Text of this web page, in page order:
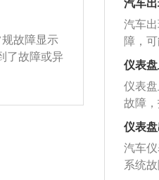
：刹车系
检修，找
修理厂进行
边一个方向
是助力转向
、转向器
长什么样
，拨打救
驶员，车辆
灯的例子。
像轮胎的
故障显示
了故障或异
辆出现故
标长什么样
障。
也可
雾灯
哪里
轮胎
需检
围内
是灯
障。
也可
雾灯
哪里
故障
指示
检查
明灯
问题
间有
示，
面过
生事
前往
动变
号，
变速
常范
常：
轮胎
需检
围内
起，
能发
断油
障、
前往
动变
号，
变速
常范
常：
变速
下是4
起，
能发
断油
障、
前往
动变
号，
损严
要谨
其他
显示
机指
况；3
电瓶
汽车
汽车
障，
片磨
行驶
反映
信号
亮可
液在
作用
仪表
仪表
故障
完全
车片
号时
表盘
仪表
汽车
系统